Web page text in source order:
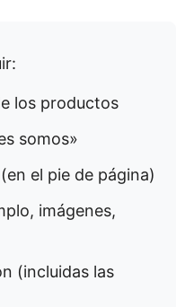
los productos
somos»
el pie de página)
imágenes,
(incluidas las